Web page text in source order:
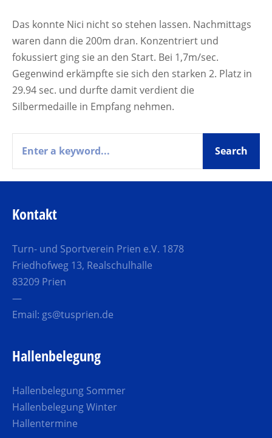
Das konnte Nici nicht so stehen lassen. Nachmittags
waren dann die 200m dran. Konzentriert und
fokussiert ging sie an den Start. Bei 1,7m/sec.
Gegenwind erkämpfte sie sich den starken 2. Platz in
29.94 sec. und durfte damit verdient die
Silbermedaille in Empfang nehmen.
Kontakt
Turn- und Sportverein Prien e.V. 1878
Friedhofweg 13, Realschulhalle
83209 Prien
—
Email: gs@tusprien.de
Hallenbelegung
Hallenbelegung Sommer
Hallenbelegung Winter
Hallentermine